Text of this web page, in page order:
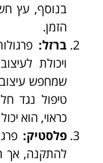
בנוסף, עץ
הזמן.
ברזל:
ויכולת
שמחפש עיצוב
טיפול נגד
כראוי, הוא
פלסטיק:
להתקנה, אך